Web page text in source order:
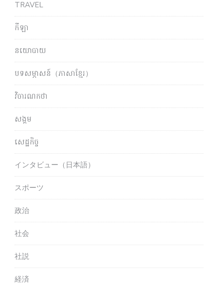
TRAVEL
កីឡា
នយោបាយ
បទសម្ភាសន៍（ភាសាខ្មែរ）
វិចារណកថា
សង្គម
សេដ្ឋកិច្ច
インタビュー（日本語）
スポーツ
政治
社会
社説
経済